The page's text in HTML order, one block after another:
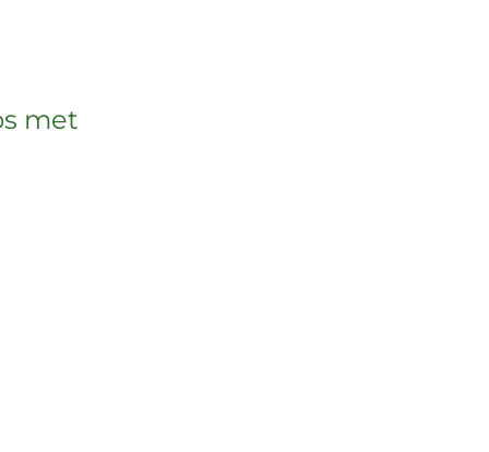
met